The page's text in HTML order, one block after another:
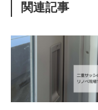
関連記事